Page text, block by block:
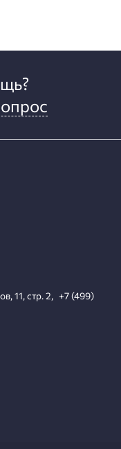
11, стр. 2, +7 (499)